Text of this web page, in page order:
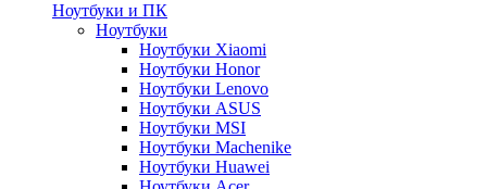
Ноутбуки и ПК
Ноутбуки
Ноутбуки Xiaomi
Ноутбуки Honor
Ноутбуки Lenovo
Ноутбуки ASUS
Ноутбуки MSI
Ноутбуки Machenike
Ноутбуки Huawei